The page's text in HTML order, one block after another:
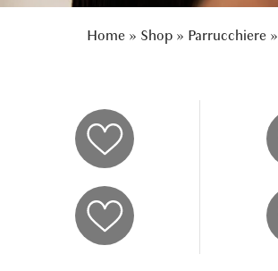
Home» Shop» Parrucchiere»